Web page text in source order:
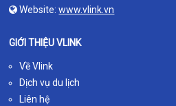
Website:www.vlink.vn
GIỚI THIỆU VLINK
Về Vlink
Dịch vụ du lịch
Liên hệ